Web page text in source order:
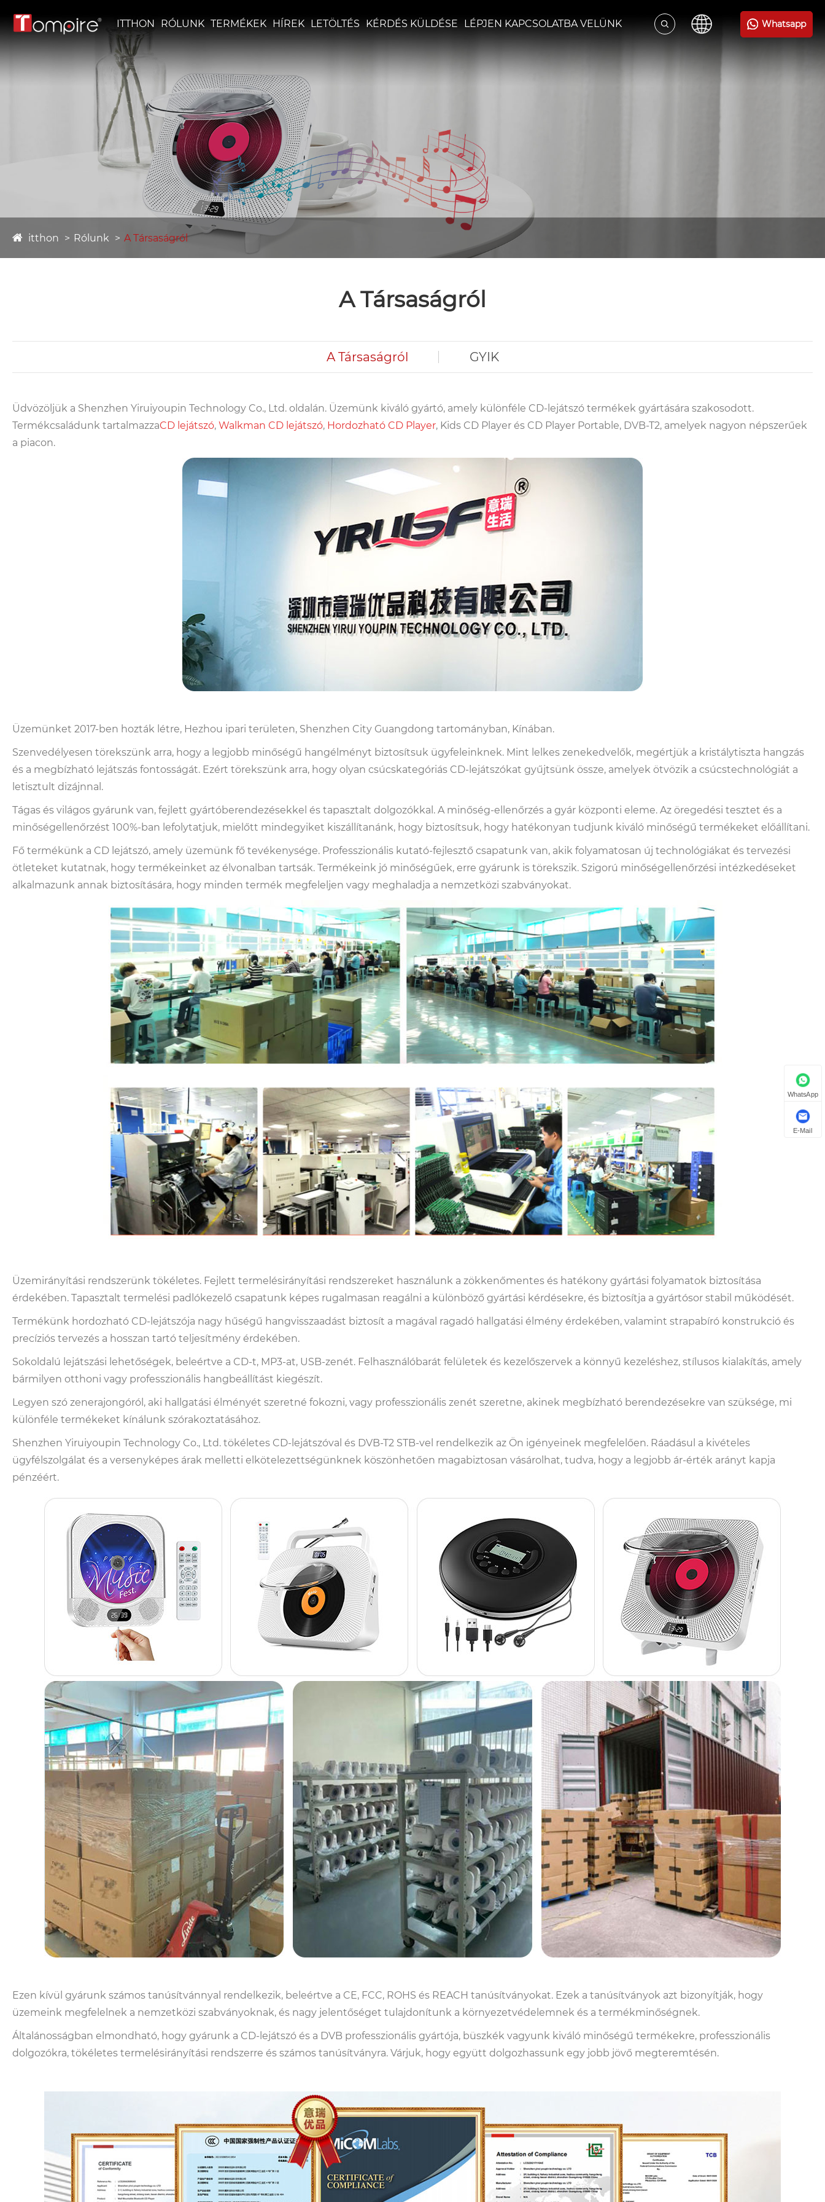
ITTHON RÓLUNK TERMÉKEK HÍREK LETÖLTÉS KÉRDÉS KÜLDÉSE LÉPJEN KAPCSOLATBA VELÜNK Whatsapp
itthon Rólunk A Társaságról
A Társaságról
A Társaságról GYIK
Üdvözöljük a Shenzhen Yiruiyoupin Technology Co., Ltd. oldalán. Üzemünk kiváló gyártó, amely különféle CD-lejátszó termékek gyártására szakosodott.
Termékcsaládunk tartalmazzaCD lejátszó, Walkman CD lejátszó, Hordozható CD Pl ayer, Kids CD Player és CD Player Portable, DVB-T2, amelyek nagyon népszerűek
a piacon.
Üzemünket 2017-ben hozták létre, Hezhou ipari területen, Shenzhen City Guangdong tartományban, Kínában.
Szenvedélyesen törekszünk arra, hogy a legjobb minőségű hangélményt biztosítsuk ügyfeleinknek. Mint lelkes zenekedvelők, megértjük a kristálytiszta hangzás
és a megbízható lejátszás fontosságát. Ezért törekszünk arra, hogy olyan csúcskategóriás CD-lejátszókat gyűjtsünk össze, amelyek ötvözik a csúcstechnológiát a
letisztult dizájnnal.
Tágas és világos gyárunk van, fejlett gyártóberendezésekkel és tapasztalt dolgozókkal. A minőség-ellenőrzés a gyár központi eleme. Az öregedési tesztet és a
minőségellenőrzést 100%-ban lefolytatjuk, mielőtt mindegyiket kiszállítanánk, hogy biztosítsuk, hogy hatékonyan tudjunk kiváló minőségű termékeket előállítani.
Fő termékünk a CD lejátszó, amely üzemünk fő tevékenysége. Professzionális kutató-fejlesztő csapatunk van, akik folyamatosan új technológiákat és tervezési
ötleteket kutatnak, hogy termékeinket az élvonalban tartsák. Termékeink jó minőségűek, erre gyárunk is törekszik. Szigorú minőségellenőrzési intézkedéseket
alkalmazunk annak biztosítására, hogy minden termék megfeleljen vagy meghaladja a nemzetközi szabványokat.
Üzemirányítási rendszerünk tökéletes. Fejlett termelésirányítási rendszereket használunk a zökkenőmentes és hatékony gyártási folyamatok biztosítása
érdekében. Tapasztalt termelési padlókezelő csapatunk képes rugalmasan reagálni a különböző gyártási kérdésekre, és biztosítja a gyártósor stabil működését.
Termékünk hordozható CD-lejátszója nagy hűségű hangvisszaadást biztosít a magával ragadó hallgatási élmény érdekében, valamint strapabíró konstrukció és
precíziós tervezés a hosszan tartó teljesítmény érdekében.
Sokoldalú lejátszási lehetőségek, beleértve a CD-t, MP3-at, USB-zenét. Felhasználóbarát felületek és kezelőszervek a könnyű kezeléshez, stílusos kialakítás, amely
bármilyen otthoni vagy professzionális hangbeállítást kiegészít.
Legyen szó zenerajongóról, aki hallgatási élményét szeretné fokozni, vagy professzionális zenét szeretne, akinek megbízható berendezésekre van szüksége, mi
különféle termékeket kínálunk szórakoztatásához.
Shenzhen Yiruiyoupin Technology Co., Ltd. tökéletes CD-lejátszóval és DVB-T2 STB-vel rendelkezik az Ön igényeinek megfelelően. Ráadásul a kivételes
ügyfélszolgálat és a versenyképes árak melletti elkötelezettségünknek köszönhetően magabiztosan vásárolhat, tudva, hogy a legjobb ár-érték arányt kapja
pénzéért.
Ezen kívül gyárunk számos tanúsítvánnyal rendelkezik, beleértve a CE, FCC, ROHS és REACH tanúsítványokat. Ezek a tanúsítványok azt bizonyítják, hogy
üzemeink megfelelnek a nemzetközi szabványoknak, és nagy jelentőséget tulajdonítunk a környezetvédelemnek és a termékminőségnek.
Általánosságban elmondható, hogy gyárunk a CD-lejátszó és a DVB professzionális gyártója, büszkék vagyunk kiváló minőségű termékekre, professzionális
dolgozókra, tökéletes termelésirányítási rendszerre és számos tanúsítványra. Várjuk, hogy együtt dolgozhassunk egy jobb jövő megteremtésén.
WhatsApp
E-Mail